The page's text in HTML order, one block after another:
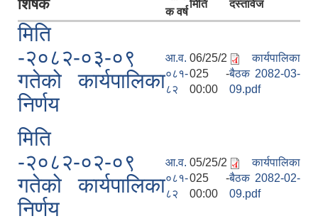
शिर्षक
क वर्ष
मिति दस्तावेज
मिति
-२०८२-०३-०९
गतेको कार्यपालिका
निर्णय
आ.व.
०८१-
८२
06/25/2
025 -
00:00
कार्यपालिका
बैठक 2082-03-
09.pdf
मिति
-२०८२-०२-०९
गतेको कार्यपालिका
निर्णय
आ.व.
०८१-
८२
05/25/2
025 -
00:00
कार्यपालिका
बैठक 2082-02-
09.pdf